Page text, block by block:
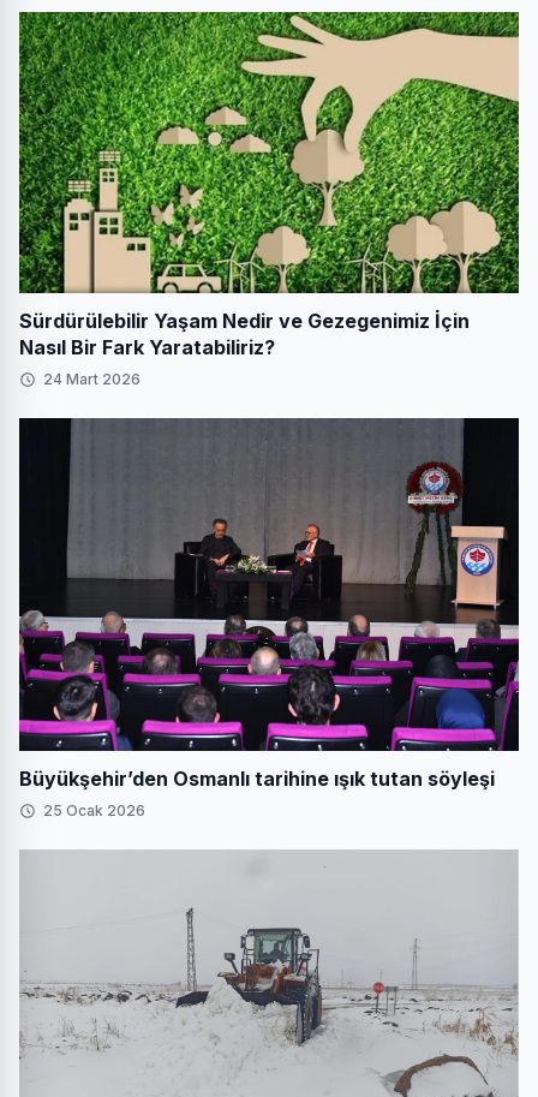
Sürdürülebilir Yaşam Nedir ve Gezegenimiz İçin
Nasıl Bir Fark Yaratabiliriz?
24 Mart 2026
Büyükşehir’den Osmanlı tarihine ışık tutan söyleşi
25 Ocak 2026